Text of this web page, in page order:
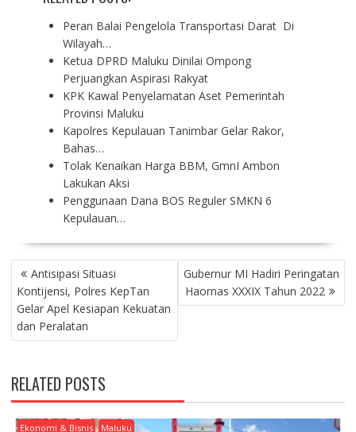
Peran Balai Pengelola Transportasi Darat Di
Wilayah…
Ketua DPRD Maluku Dinilai Ompong
Perjuangkan Aspirasi Rakyat
KPK Kawal Penyelamatan Aset Pemerintah
Provinsi Maluku
Kapolres Kepulauan Tanimbar Gelar Rakor,
Bahas…
Tolak Kenaikan Harga BBM, GmnI Ambon
Lakukan Aksi
Penggunaan Dana BOS Reguler SMKN 6
Kepulauan…
P
O
S
T
N
V
I
G
A
Antisipasi Situasi
Kontijensi, Polres KepTan
Gelar Apel Kesiapan Kekuatan
dan Peralatan
Gubernur MI Hadiri Peringatan
Haornas XXXIX Tahun 2022
RELATED POSTS
Ekonomi & Bisnis Maluku